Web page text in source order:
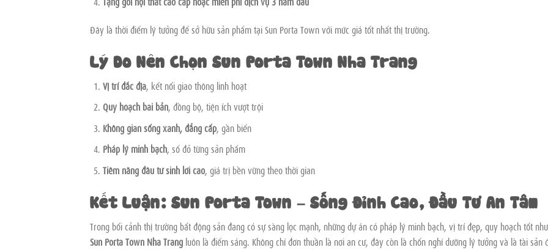
Đây là thời điểm lý tưởng để sở hữu sản phẩm tại Sun Porta Town với mức giá tốt nhất thị trường.
Lý Do Nên Chọn Sun Porta Town Nha Trang
Vị trí đắc địa, kết nối giao thông linh hoạt
Quy hoạch bài bản, đồng bộ, tiện ích vượt trội
Không gian sống xanh, đẳng cấp, gần biển
Pháp lý minh bạch, sổ đỏ từng sản phẩm
Tiềm năng đầu tư sinh lời cao, giá trị bền vững theo thời gian
Kết Luận: Sun Porta Town – Sống Đỉnh Cao, Đầu Tư An Tâm
Trong bối cảnh thị trường bất động sản đang có sự sàng lọc mạnh, những dự án có pháp lý minh bạch, vị trí đẹp, quy hoạch tốt như
Sun Porta Town Nha Trang luôn là điểm sáng. Không chỉ đơn thuần là nơi an cư, đây còn là chốn nghỉ dưỡng lý tưởng và là tài sản